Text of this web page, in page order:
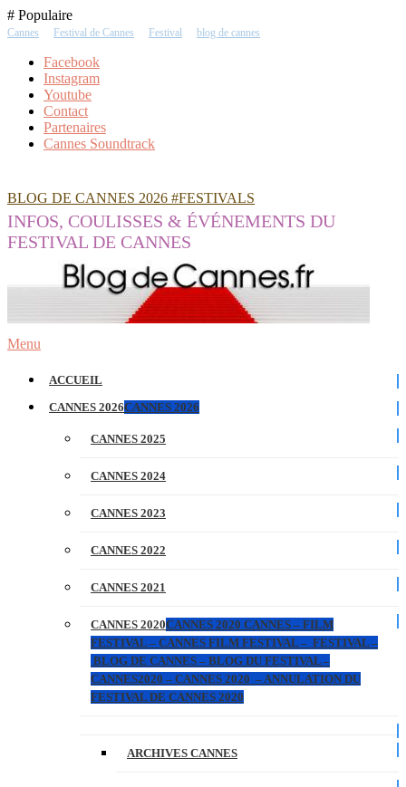
Skip
To
# Populaire
Cannes Festival de Cannes Festival blog de cannes
Facebook
Instagram
Youtube
Contact
Partenaires
Cannes Soundtrack
BLOG DE CANNES 2026 #FESTIVALS
INFOS, COULISSES & ÉVÉNEMENTS DU
FESTIVAL DE CANNES
Menu
ACCUEIL
CANNES 2026CANNES 2026
CANNES 2025
CANNES 2024
CANNES 2023
CANNES 2022
CANNES 2021
CANNES 2020CANNES 2020 CANNES – FILM
FESTIVAL – CANNES FILM FESTIVAL – FESTIVAL –
BLOG DE CANNES – BLOG DU FESTIVAL –
CANNES2020 – CANNES 2020 – ANNULATION DU
FESTIVAL DE CANNES 2020
ARCHIVES CANNES